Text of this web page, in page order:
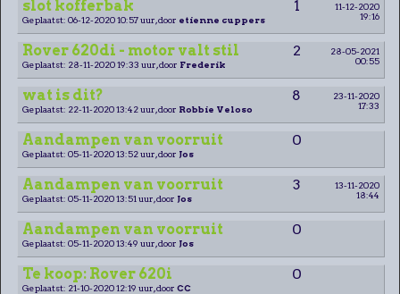
slot kofferbak 1
11-12-2020
19:16
Geplaatst: 06-12-2020 10:57 uur, door etienne cuppers
Rover 620di - motor valt stil 2
28-05-2021
00:55
Geplaatst: 28-11-2020 19:33 uur, door Frederik
wat is dit? 8
23-11-2020
17:33
Geplaatst: 22-11-2020 13:42 uur, door Robbie Veloso
Aandampen van voorruit 0
Geplaatst: 05-11-2020 13:52 uur, door Jos
Aandampen van voorruit 3
13-11-2020
18:44
Geplaatst: 05-11-2020 13:51 uur, door Jos
Aandampen van voorruit 0
Geplaatst: 05-11-2020 13:49 uur, door Jos
Te koop: Rover 620i 0
Geplaatst: 21-10-2020 12:19 uur, door CC